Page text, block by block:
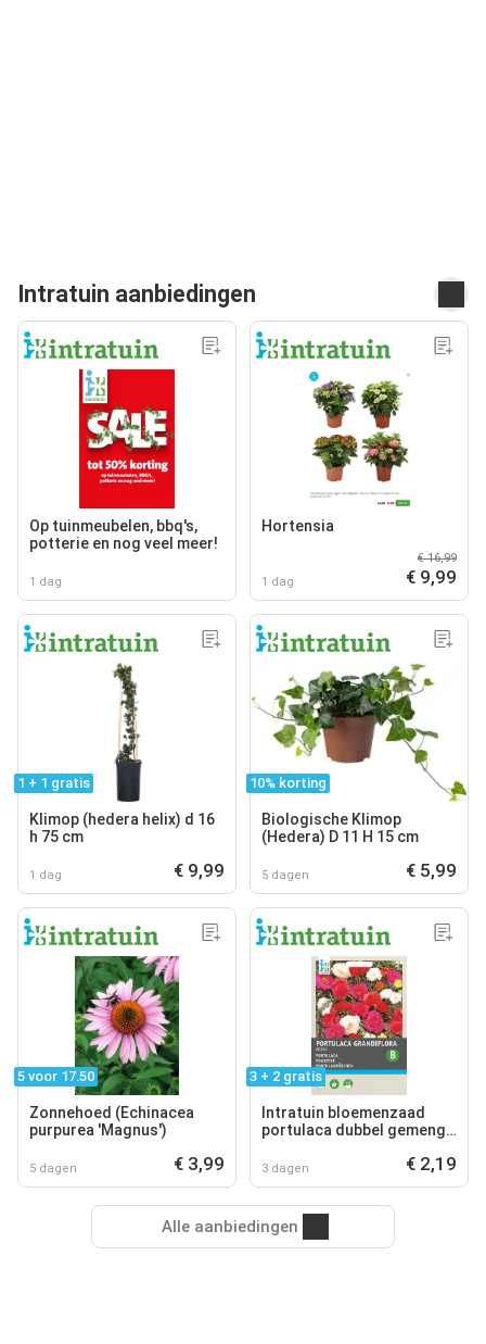
Intratuin aanbiedingen
Op tuinmeubelen, bbq's,
potterie en nog veel meer!
1 dag
Hortensia
1 dag
€ 16,99
€ 9,99
1 + 1 gratis
Klimop (hedera helix) d 16
h 75 cm
1 dag € 9,99
10% korting
Biologische Klimop
(Hedera) D 11 H 15 cm
5 dagen € 5,99
5 voor 17.50
Zonnehoed (Echinacea
purpurea 'Magnus')
5 dagen € 3,99
3 + 2 gratis
Intratuin bloemenzaad
portulaca dubbel gemengd
3 dagen € 2,19
Alle aanbiedingen